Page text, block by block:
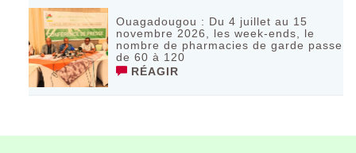
Ouagadougou : Du 4 juillet au 15
novembre 2026, les week-ends, le
nombre de pharmacies de garde passe
de 60 à 120
RÉAGIR